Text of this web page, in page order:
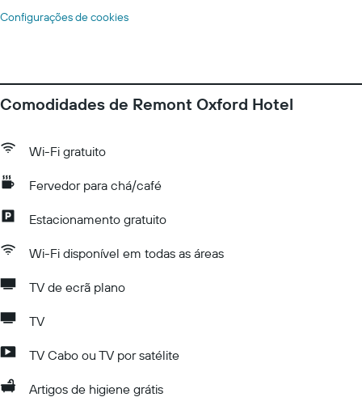
Configurações de cookies
Comodidades de Remont Oxford Hotel
Wi-Fi gratuito
Fervedor para chá/café
Estacionamento gratuito
Wi-Fi disponível em todas as áreas
TV de ecrã plano
TV
TV Cabo ou TV por satélite
Artigos de higiene grátis